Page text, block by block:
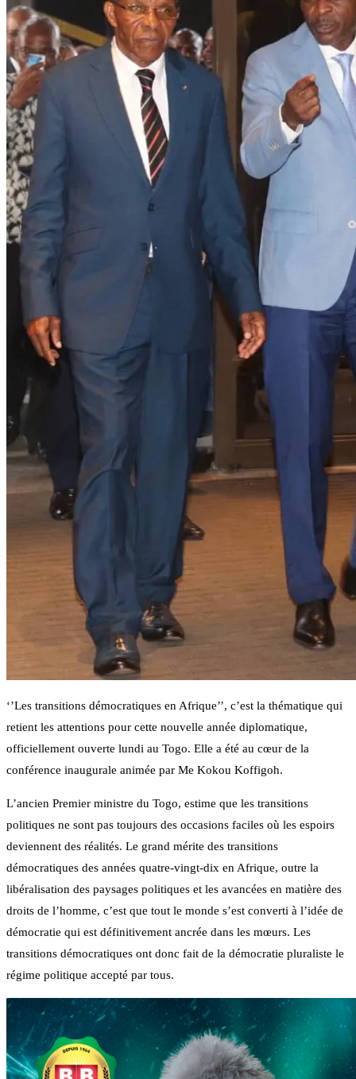
‘’Les transitions démocratiques en Afrique’’, c’est la thématique qui
retient les attentions pour cette nouvelle année diplomatique,
officiellement ouverte lundi au Togo. Elle a été au cœur de la
conférence inaugurale animée par Me Kokou Koffigoh.
L’ancien Premier ministre du Togo, estime que les transitions
politiques ne sont pas toujours des occasions faciles où les espoirs
deviennent des réalités. Le grand mérite des transitions
démocratiques des années quatre-vingt-dix en Afrique, outre la
libéralisation des paysages politiques et les avancées en matière des
droits de l’homme, c’est que tout le monde s’est converti à l’idée de
démocratie qui est définitivement ancrée dans les mœurs. Les
transitions démocratiques ont donc fait de la démocratie pluraliste le
régime politique accepté par tous.